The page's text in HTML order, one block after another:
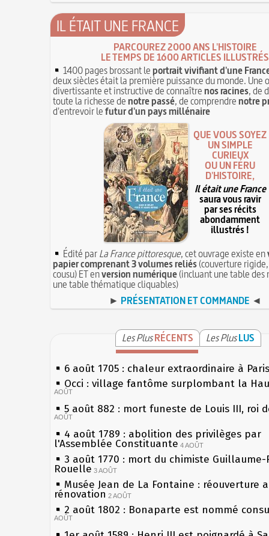
IL ÉTAIT UNE FRANCE
PARCOUREZ 2000 ANS L'HISTOIRE
LE TEMPS DE 1600 ARTICLES ILLUSTRÉS
1400 pages brossant leportrait vivifiant d'une
deux siècles était la première puissance du monde. Une
divertissante et instructive de connaîtrenos racines, de
toute la richesse denotre passé, de comprendrenotre
d'entrevoir lefutur d'un pays millénaire
QUE VOUS SOYEZ
UN SIMPLE
CURIEUX
OU UN FÉRU
D'HISTOIRE,
Il était une France
saura vous ravir
par ses récits
abondamment
illustrés !
Édité parLa France pittoresque, cet ouvrage existe en
papier comprenant 3 volumes reliés(couverture
cousu) ET enversion numérique(incluant une table des
une table thématique cliquables)
► PRÉSENTATION ET COMMANDE ◄
Les PlusRÉCENTS Les PlusLUS
6 août 1705 : chaleur extraordinaire à Paris
Occi : village fantôme surplombant la
AOÛT
5 août 882 : mort funeste de Louis III, roi
AOÛT
4 août 1789 : abolition des privilèges par
l'Assemblée Constituante 4 AOÛT
3 août 1770 : mort du chimiste Guillaume-
Rouelle 3 AOÛT
Musée Jean de La Fontaine : réouverture
rénovation 2 AOÛT
2 août 1802 : Bonaparte est nommé
AOÛT